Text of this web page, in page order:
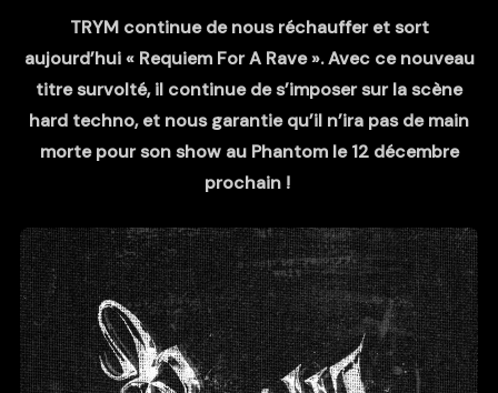
TRYM continue de nous réchauffer et sort
aujourd’hui « Requiem For A Rave ». Avec ce nouveau
titre survolté, il continue de s’imposer sur la scène
hard techno, et nous garantie qu’il n’ira pas de main
morte pour son show au Phantom le 12 décembre
prochain !